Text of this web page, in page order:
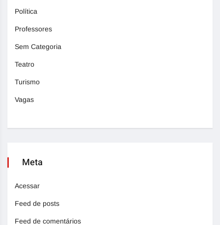
Política
Professores
Sem Categoria
Teatro
Turismo
Vagas
Meta
Acessar
Feed de posts
Feed de comentários